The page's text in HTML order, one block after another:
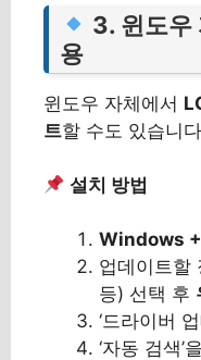
3. 윈도우
용
윈도우 자체에서
트할 수도 있습니
설치 방법
Windows
업데이트할
등) 선택 후
‘드라이버
‘자동 검색’